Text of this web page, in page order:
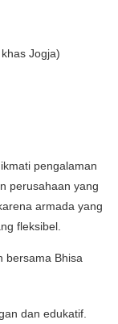
Jogja)
pengalaman
perusahaan yang
armada yang
fleksibel.
bersama Bhisa
dan edukatif.